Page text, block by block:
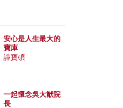
安心是人生最大的
寶庫
譚寶碩
一起懷念吳大猷院
長